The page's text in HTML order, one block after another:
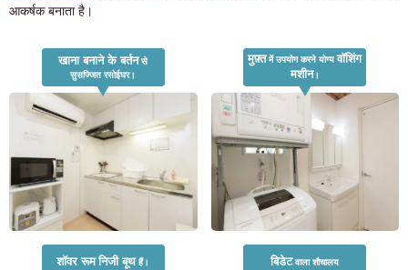
आकर्षक बनाता है।
खाना बनाने के बर्तनसे
सुसज्जित रसोईघर।
मुफ़्तमें उपयोग करने योग्यवॉशिंग
मशीन।
शॉवर रूम निजी बूथहैं। बिडेटवाला शौचालय
कमरे की तलाश कर रहे ग्राहकों के लिए
03-6712-4346